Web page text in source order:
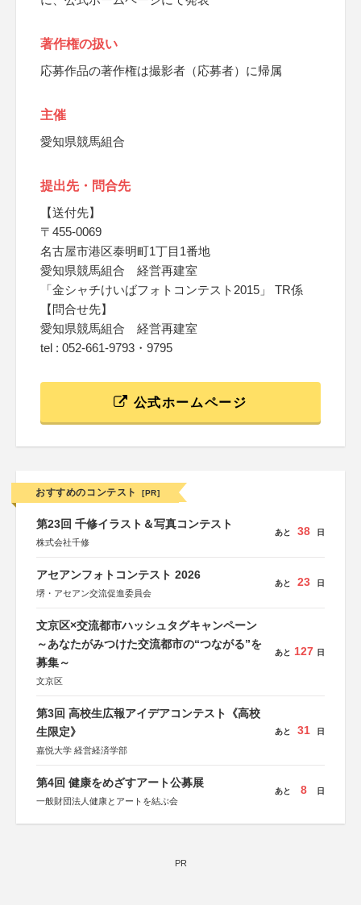
著作権の扱い
応募作品の著作権は撮影者（応募者）に帰属
主催
愛知県競馬組合
提出先・問合先
【送付先】
〒455-0069
名古屋市港区泰明町1丁目1番地
愛知県競馬組合 経営再建室
「金シャチけいばフォトコンテスト2015」 TR係
【問合せ先】
愛知県競馬組合 経営再建室
tel : 052-661-9793・9795
公式ホームページ
おすすめのコンテスト [PR]
第23回 千修イラスト＆写真コンテスト
株式会社千修
あと 38 日
アセアンフォトコンテスト 2026
堺・アセアン交流促進委員会
あと 23 日
文京区×交流都市ハッシュタグキャンペーン
～あなたがみつけた交流都市の“つながる”を
募集～
文京区
あと 127 日
第3回 高校生広報アイデアコンテスト《高校
生限定》
嘉悦大学 経営経済学部
あと 31 日
第4回 健康をめざすアート公募展
一般財団法人健康とアートを結ぶ会
あと 8 日
PR